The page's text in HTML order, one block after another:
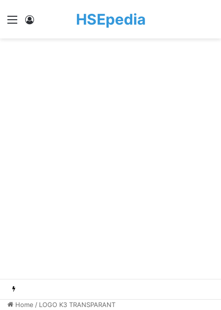
Menu HSEpedia
Home / LOGO K3 TRANSPARANT